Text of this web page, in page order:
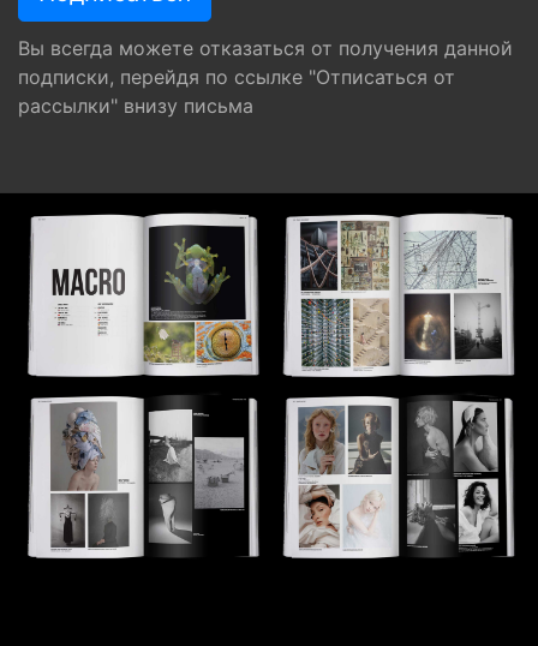
Вы всегда можете отказаться от получения данной
подписки, перейдя по ссылке "Отписаться от
рассылки" внизу письма